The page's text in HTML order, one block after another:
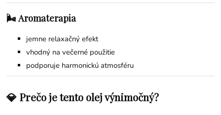
🌬️ Aromaterapia
jemne relaxačný efekt
vhodný na večerné použitie
podporuje harmonickú atmosféru
💎 Prečo je tento olej výnimočný?